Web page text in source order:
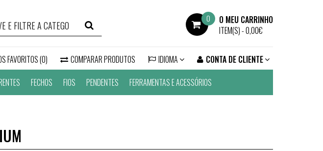
0
O MEU CARRINHO
ITEM(S) -0,00€
FAVORITOS (0) COMPARAR PRODUTOS IDIOMA
CONTA DE CLIENTE
FECHOS FIOS PENDENTES FERRAMENTAS E ACESSÓRIOS